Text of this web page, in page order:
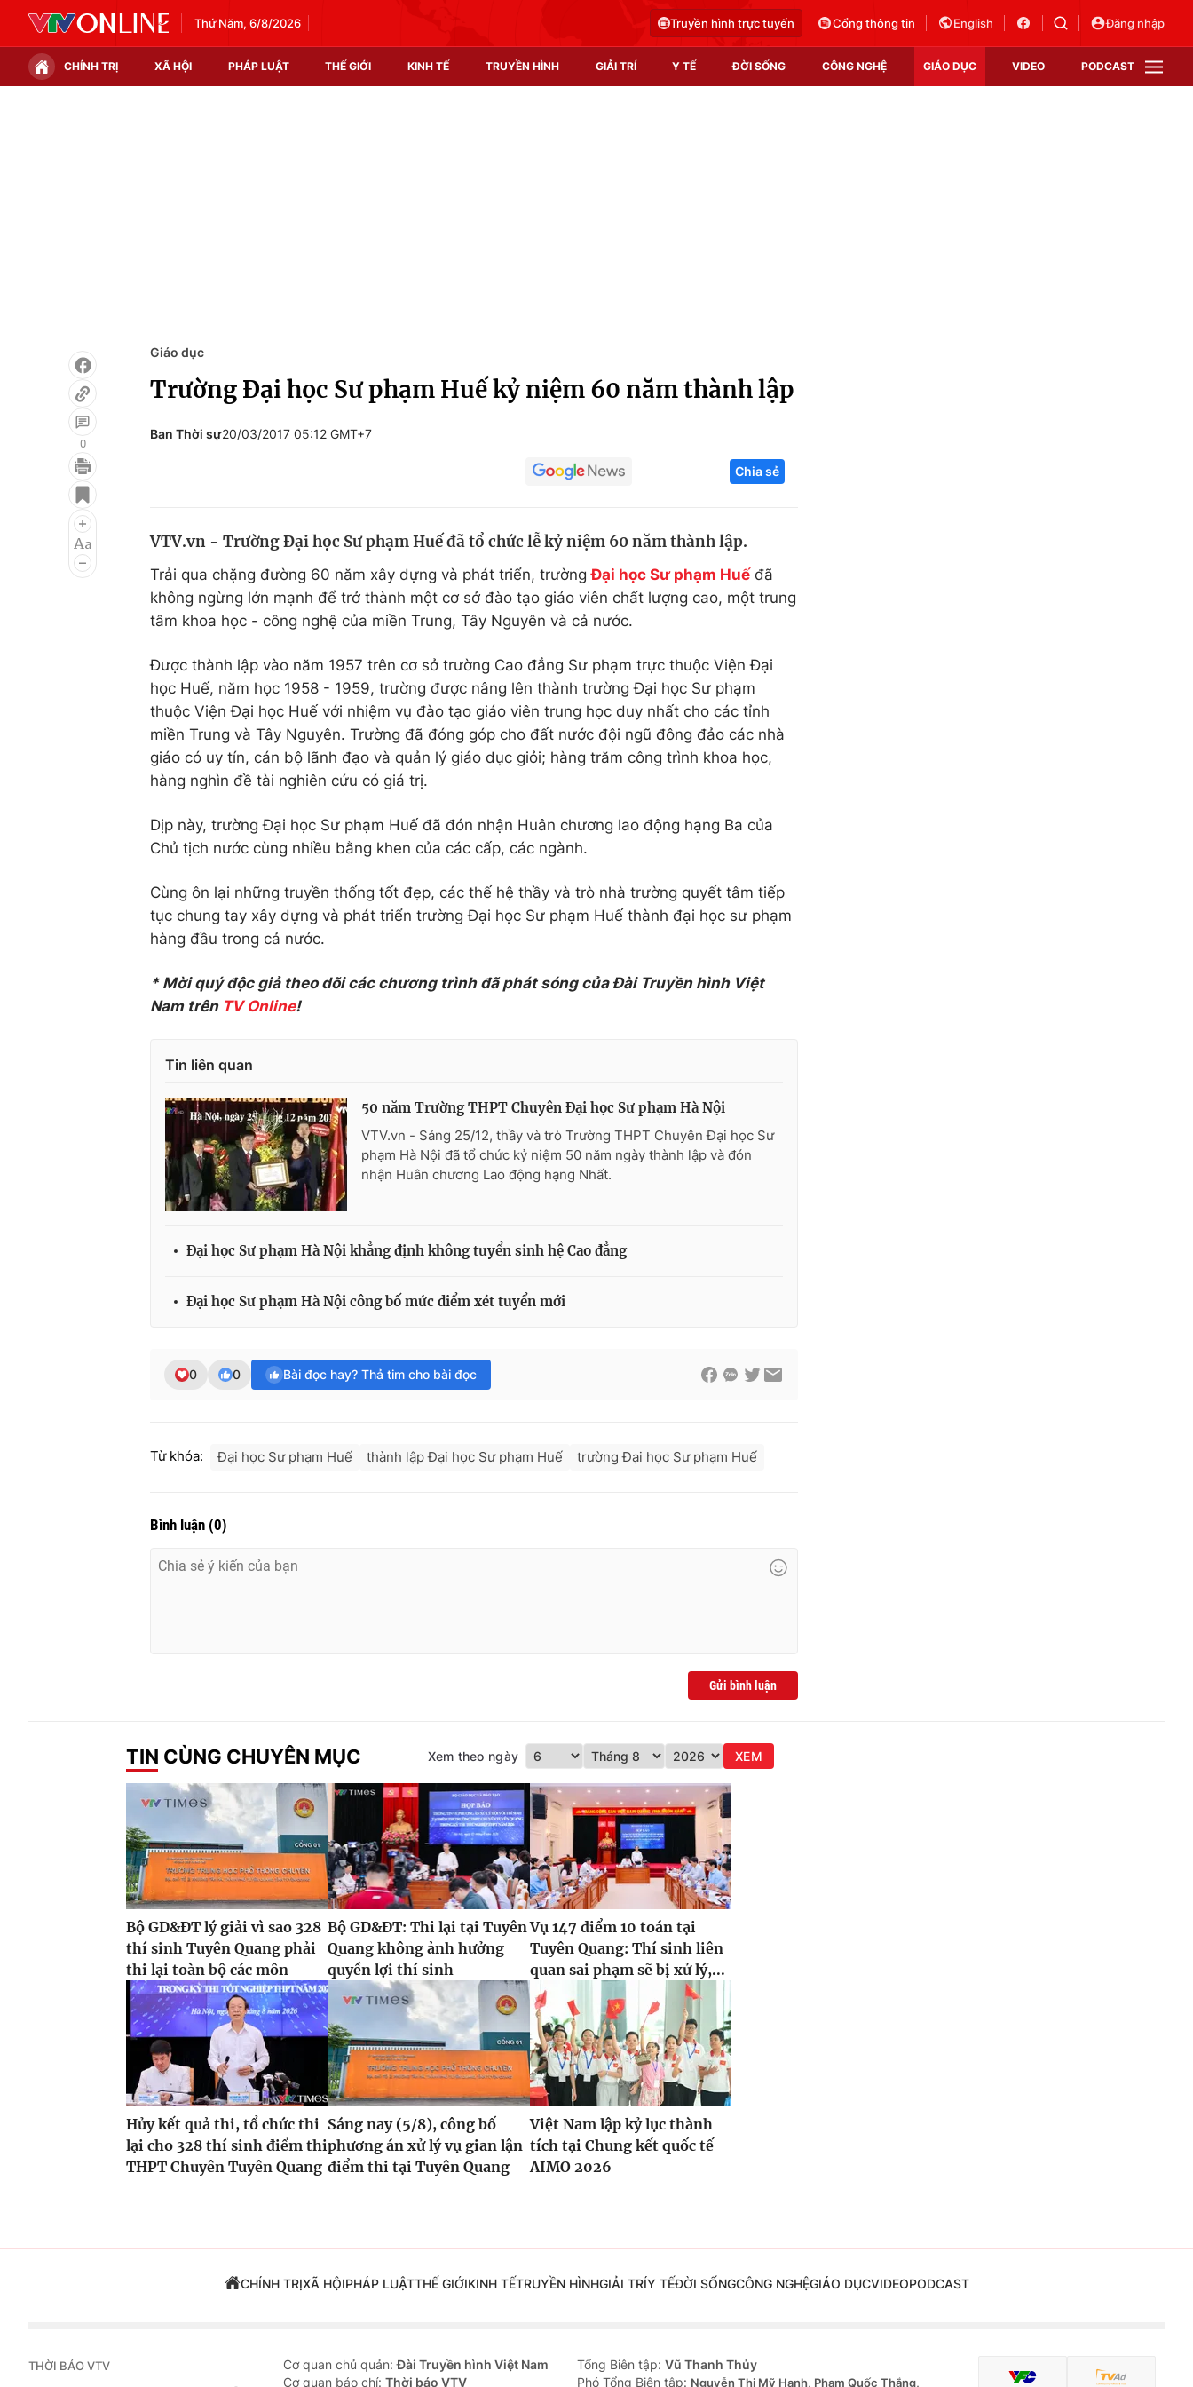
Thứ Năm, 6/8/2026 Truyền hình trực tuyến Cổng thông tin English Đăng nhập
CHÍNH TRỊ XÃ HỘI PHÁP LUẬT THẾ GIỚI KINH TẾ TRUYỀN HÌNH GIẢI TRÍ Y TẾ ĐỜI SỐNG CÔNG NGHỆ GIÁO DỤC VIDEO PODCAST
Infographic
Điện ảnh
Âm nhạc
Làm đẹp
Chất lượng cuộc sống
Học trực tuyến
Công nghệ
Sản phẩm
Thị trường
0
Giáo dục
Trường Đại học Sư phạm Huế kỷ niệm 60 năm thành lập
Ban Thời sự20/03/2017 05:12 GMT+7
Chia sẻ
VTV.vn - Trường Đại học Sư phạm Huế đã tổ chức lễ kỷ niệm 60 năm thành lập.
Trải qua chặng đường 60 năm xây dựng và phát triển, trườngĐại học Sư phạm Huế đã
không ngừng lớn mạnh để trở thành một cơ sở đào tạo giáo viên chất lượng cao, một trung
tâm khoa học - công nghệ của miền Trung, Tây Nguyên và cả nước.
Được thành lập vào năm 1957 trên cơ sở trường Cao đẳng Sư phạm trực thuộc Viện Đại
học Huế, năm học 1958 - 1959, trường được nâng lên thành trường Đại học Sư phạm
thuộc Viện Đại học Huế với nhiệm vụ đào tạo giáo viên trung học duy nhất cho các tỉnh
miền Trung và Tây Nguyên. Trường đã đóng góp cho đất nước đội ngũ đông đảo các nhà
giáo có uy tín, cán bộ lãnh đạo và quản lý giáo dục giỏi; hàng trăm công trình khoa học,
hàng nghìn đề tài nghiên cứu có giá trị.
Dịp này, trường Đại học Sư phạm Huế đã đón nhận Huân chương lao động hạng Ba của
Chủ tịch nước cùng nhiều bằng khen của các cấp, các ngành.
Cùng ôn lại những truyền thống tốt đẹp, các thế hệ thầy và trò nhà trường quyết tâm tiếp
tục chung tay xây dựng và phát triển trường Đại học Sư phạm Huế thành đại học sư phạm
hàng đầu trong cả nước.
* Mời quý độc giả theo dõi các chương trình đã phát sóng của Đài Truyền hình Việt
Nam trên TV Online!
Tin liên quan
50 năm Trường THPT Chuyên Đại học Sư phạm Hà Nội
VTV.vn - Sáng 25/12, thầy và trò Trường THPT Chuyên Đại học Sư
phạm Hà Nội đã tổ chức kỷ niệm 50 năm ngày thành lập và đón
nhận Huân chương Lao động hạng Nhất.
Đại học Sư phạm Hà Nội khẳng định không tuyển sinh hệ Cao đẳng
Đại học Sư phạm Hà Nội công bố mức điểm xét tuyển mới
0 0 Bài đọc hay? Thả tim cho bài đọc
Từ khóa: Đại học Sư phạm Huế thành lập Đại học Sư phạm Huế trường Đại học Sư phạm Huế
Bình luận (0)
Gửi bình luận
TIN CÙNG CHUYÊN MỤC Xem theo ngày XEM
Bộ GD&ĐT lý giải vì sao 328
thí sinh Tuyên Quang phải
thi lại toàn bộ các môn
Bộ GD&ĐT: Thi lại tại Tuyên
Quang không ảnh hưởng
quyền lợi thí sinh
Vụ 147 điểm 10 toán tại
Tuyên Quang: Thí sinh liên
quan sai phạm sẽ bị xử lý,...
Hủy kết quả thi, tổ chức thi
lại cho 328 thí sinh điểm thi
THPT Chuyên Tuyên Quang
Sáng nay (5/8), công bố
phương án xử lý vụ gian lận
điểm thi tại Tuyên Quang
Việt Nam lập kỷ lục thành
tích tại Chung kết quốc tế
AIMO 2026
CHÍNH TRỊXÃ HỘIPHÁP LUẬTTHẾ GIỚIKINH TẾTRUYỀN HÌNHGIẢI TRÍY TẾĐỜI SỐNGCÔNG NGHỆGIÁO DỤCVIDEOPODCAST
THỜI BÁO VTV Cơ quan chủ quản:Đài Truyền hình Việt Nam
Cơ quan báo chí: Thời báo VTV
Tổng Biên tập: Vũ Thanh Thủy
Phó Tổng Biên tập: Nguyễn Thị Mỹ Hạnh, Phạm Quốc Thắng,